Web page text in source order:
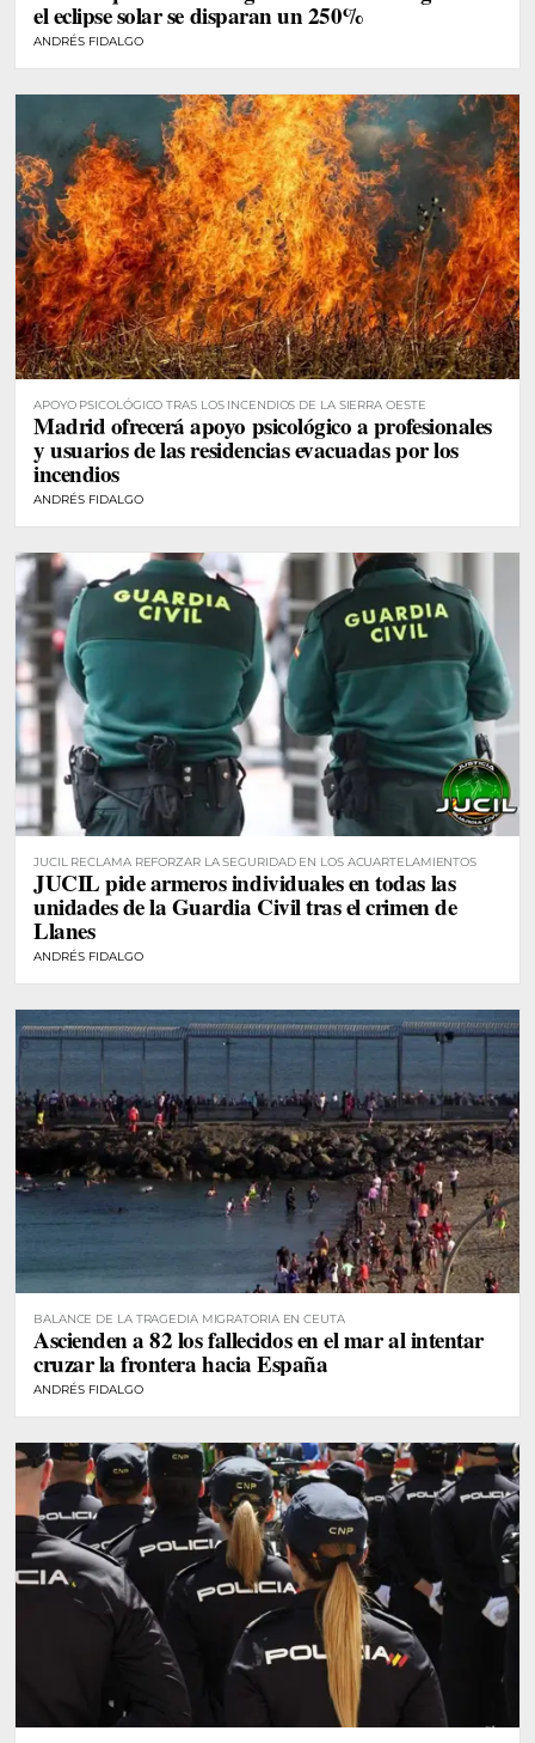
el eclipse solar se disparan un 250%
ANDRÉS FIDALGO
APOYO PSICOLÓGICO TRAS LOS INCENDIOS DE LA SIERRA OESTE
Madrid ofrecerá apoyo psicológico a profesionales
y usuarios de las residencias evacuadas por los
incendios
ANDRÉS FIDALGO
JUCIL RECLAMA REFORZAR LA SEGURIDAD EN LOS ACUARTELAMIENTOS
JUCIL pide armeros individuales en todas las
unidades de la Guardia Civil tras el crimen de
Llanes
ANDRÉS FIDALGO
BALANCE DE LA TRAGEDIA MIGRATORIA EN CEUTA
Ascienden a 82 los fallecidos en el mar al intentar
cruzar la frontera hacia España
ANDRÉS FIDALGO